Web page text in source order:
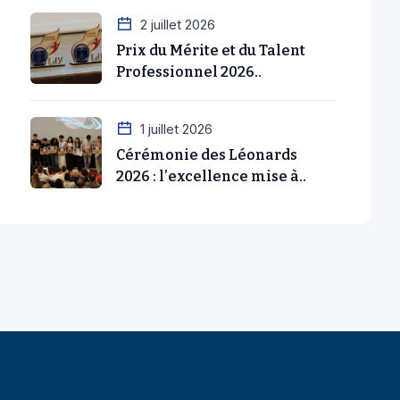
Prix du Mérite et du Talent
Professionnel 2026..
Cérémonie des Léonards
2026 : l’excellence mise à..